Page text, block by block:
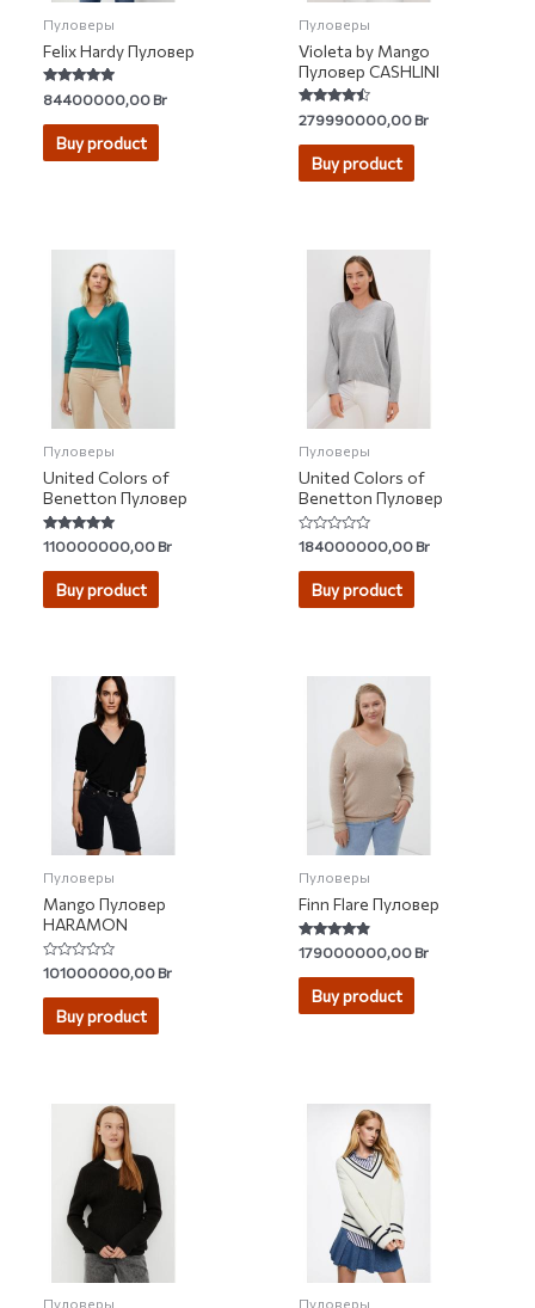
Пуловеры
Felix Hardy Пуловер
Rated
4.71
out of 5
84400000,00Br
Buy product
Пуловеры
Violeta by Mango
Пуловер CASHLINI
Rated
4.25
out of 5
279990000,00Br
Buy product
Пуловеры
United Colors of
Benetton Пуловер
Rated
5.00
out of 5
110000000,00Br
Buy product
Пуловеры
United Colors of
Benetton Пуловер
Rated
0
out
184000000,00Br
Buy product
Пуловеры
Mango Пуловер
HARAMON
Rated
0
out
101000000,00Br
Buy product
Пуловеры
Finn Flare Пуловер
Rated
4.63
out of 5
179000000,00Br
Buy product
Пуловеры Пуловеры